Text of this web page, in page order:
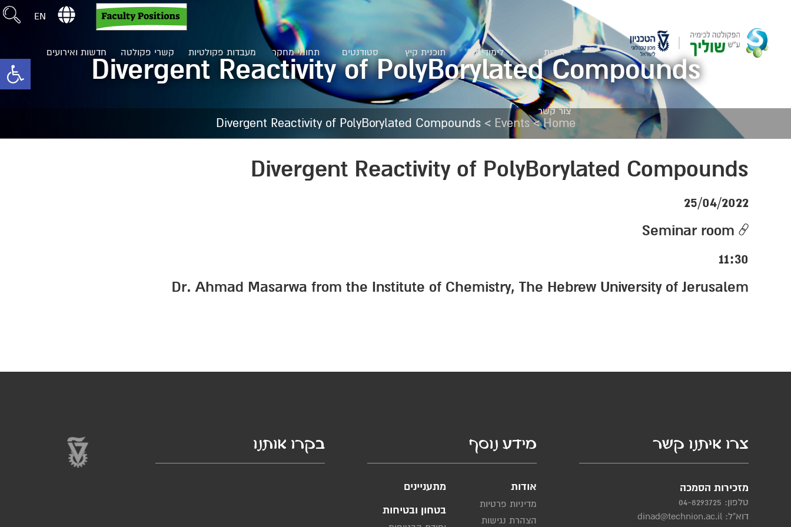
אודות לימודים תוכנית קיץ סטודנטים תחומי מחקר מעבדות פקולטיות קשרי פקולטה חדשות ואירועים
צור קשר
EN
Divergent Reactivity of PolyBorylated Compounds
Home
>
Events
>
Divergent Reactivity of PolyBorylated Compounds
Divergent Reactivity of PolyBorylated Compounds
25/04/2022
11:30
Dr. Ahmad Masarwa from the Institute of Chemistry, The Hebrew University of Jerusalem
צרו איתנו קשר
מזכירות הסמכה
טלפון: 04-8293725
דוא"ל: dinad@technion.ac.il
מידע נוסף
אודות
מדיניות פרטיות
הצהרת נגישות
מתעניינים
בטחון ובטיחות
בקרו אותנו